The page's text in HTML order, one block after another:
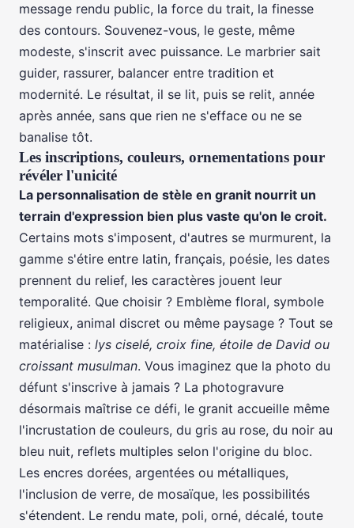
message rendu public, la force du trait, la finesse
des contours. Souvenez-vous, le geste, même
modeste, s'inscrit avec puissance. Le marbrier sait
guider, rassurer, balancer entre tradition et
modernité. Le résultat, il se lit, puis se relit, année
après année, sans que rien ne s'efface ou ne se
banalise tôt.
Les inscriptions, couleurs, ornementations pour
révéler l'unicité
La personnalisation de stèle en granit nourrit un
terrain d'expression bien plus vaste qu'on le croit.
Certains mots s'imposent, d'autres se murmurent, la
gamme s'étire entre latin, français, poésie, les dates
prennent du relief, les caractères jouent leur
temporalité. Que choisir ? Emblème floral, symbole
religieux, animal discret ou même paysage ? Tout se
matérialise : lys ciselé, croix fine, étoile de David ou
croissant musulman. Vous imaginez que la photo du
défunt s'inscrive à jamais ? La photogravure
désormais maîtrise ce défi, le granit accueille même
l'incrustation de couleurs, du gris au rose, du noir au
bleu nuit, reflets multiples selon l'origine du bloc.
Les encres dorées, argentées ou métalliques,
l'inclusion de verre, de mosaïque, les possibilités
s'étendent. Le rendu mate, poli, orné, décalé, toute